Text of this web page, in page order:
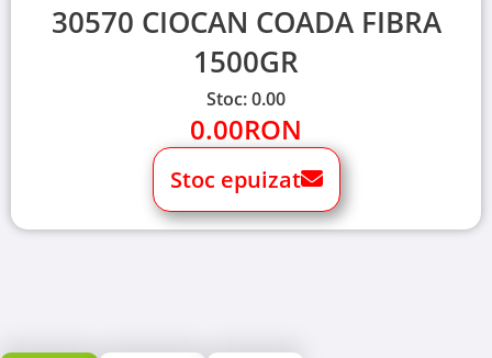
30570 CIOCAN COADA FIBRA
1500GR
Stoc: 0.00
0.00RON
Stoc epuizat